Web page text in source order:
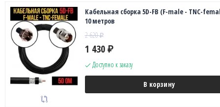
Кабельная сборка 5D-FB (F-male - TNC-
10 метров
2 620₽
1 430 ₽
Доступно к заказу
В корзину